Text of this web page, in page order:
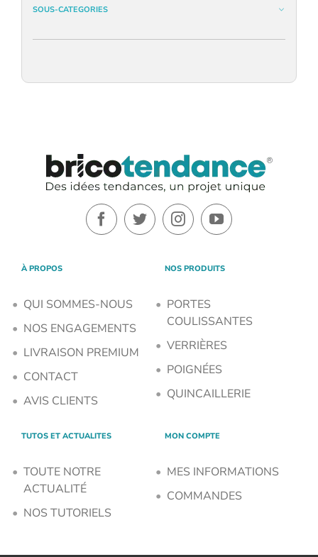
SOUS-CATEGORIES
À PROPOS
QUI SOMMES-NOUS
NOS ENGAGEMENTS
LIVRAISON PREMIUM
CONTACT
AVIS CLIENTS
NOS PRODUITS
PORTES
COULISSANTES
VERRIÈRES
POIGNÉES
QUINCAILLERIE
TUTOS ET ACTUALITES
TOUTE NOTRE
ACTUALITÉ
NOS TUTORIELS
MON COMPTE
MES INFORMATIONS
COMMANDES